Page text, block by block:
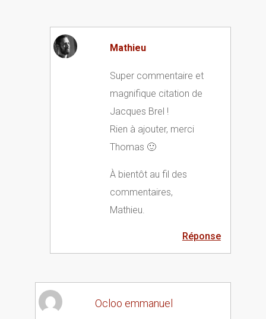
Mathieu
Super commentaire et
magnifique citation de
Jacques Brel !
Rien à ajouter, merci
Thomas 🙂
À bientôt au fil des
commentaires,
Mathieu.
Réponse
Ocloo emmanuel